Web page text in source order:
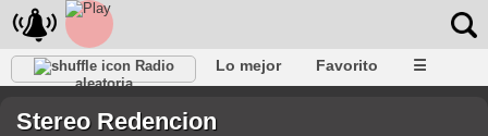
Radio
aleatoria
Lo mejor Favorito ☰
Stereo Redencion